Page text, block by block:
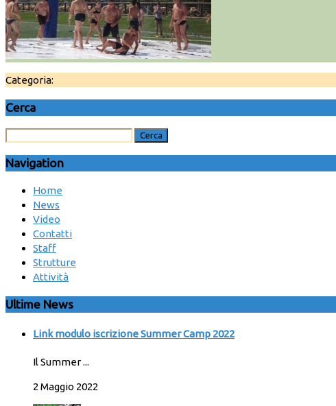
Categoria:
Cerca
Navigation
Home
News
Video
Contatti
Staff
Strutture
Attività
Ultime News
Link modulo iscrizione Summer Camp 2022
Il Summer ...
2 Maggio 2022